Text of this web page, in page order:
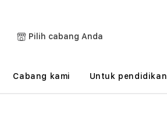
Pilih cabang Anda
h
Cabang kami Untuk pendidikan